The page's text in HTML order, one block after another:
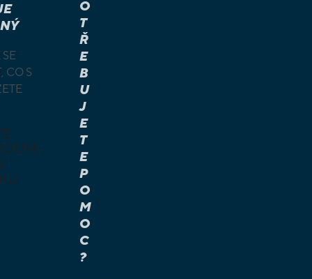
CO S
O
T
Ř
E
B
U
J
E
T
E
P
O
M
O
C
?